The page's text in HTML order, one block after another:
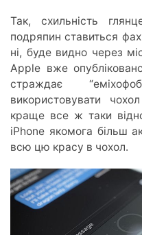
Так, схильність
подряпин ставиться
ні, буде видно через
Apple вже
страждає
використовувати
краще все ж таки
iPhone якомога більш
всю цю красу в чохол.